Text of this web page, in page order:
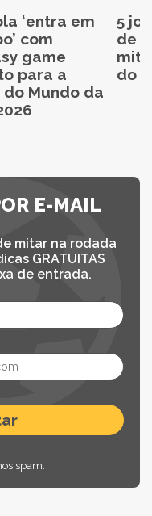
‘entra em
com
game
para a
do Mundo da
5
de
do
E-MAIL
mitar na rodada
GRATUITAS
de entrada.
spam.